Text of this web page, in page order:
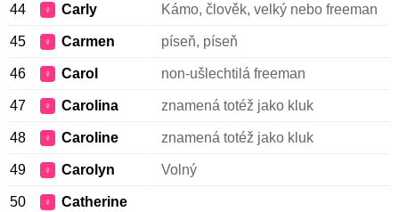
44 ♀ Carly Kámo, člověk, velký nebo freeman
45 ♀ Carmen píseň, píseň
46 ♀ Carol non-ušlechtilá freeman
47 ♀ Carolina znamená totéž jako kluk
48 ♀ Caroline znamená totéž jako kluk
49 ♀ Carolyn Volný
50 ♀ Catherine